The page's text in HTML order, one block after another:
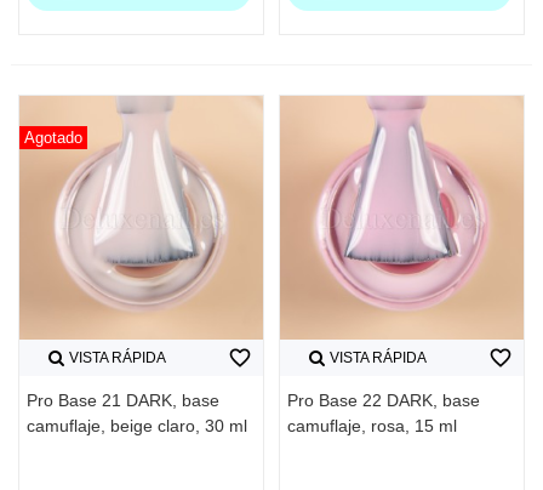
Agotado
VISTA RÁPIDA
Pro Base 21 DARK, base
camuflaje, beige claro, 30 ml
favorite_border VISTA RÁPIDA
Pro Base 22 DARK, base
camuflaje, rosa, 15 ml
favorite_border